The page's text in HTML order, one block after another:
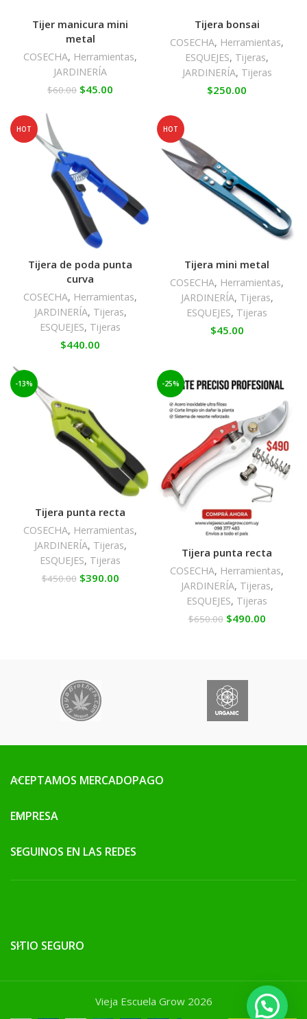
Tijer manicura mini
metal
COSECHA, Herramientas,
JARDINERÍA
$60.00 $45.00
Tijera bonsai
COSECHA, Herramientas,
ESQUEJES, Tijeras,
JARDINERÍA, Tijeras
$250.00
HOT
Tijera de poda punta
curva
COSECHA, Herramientas,
JARDINERÍA, Tijeras,
ESQUEJES, Tijeras
$440.00
HOT
Tijera mini metal
COSECHA, Herramientas,
JARDINERÍA, Tijeras,
ESQUEJES, Tijeras
$45.00
-13%
Tijera punta recta
COSECHA, Herramientas,
JARDINERÍA, Tijeras,
ESQUEJES, Tijeras
$450.00 $390.00
-25%
Tijera punta recta
COSECHA, Herramientas,
JARDINERÍA, Tijeras,
ESQUEJES, Tijeras
$650.00 $490.00
ACEPTAMOS MERCADOPAGO
EMPRESA
SEGUINOS EN LAS REDES
SITIO SEGURO
Vieja Escuela Grow 2026